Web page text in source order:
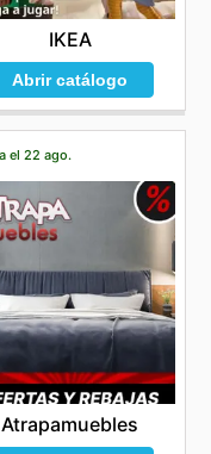
IKEA
Abrir catálogo
el 22 ago.
Atrapamuebles